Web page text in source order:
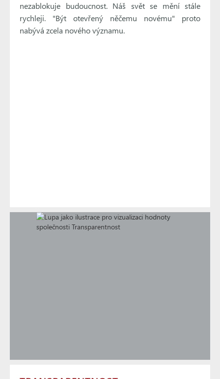
nezablokuje budoucnost. Náš svět se mění stále
rychleji. "Být otevřený něčemu novému" proto
nabývá zcela nového významu.